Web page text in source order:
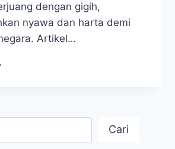
dengan gigih,
nyawa dan harta demi
Artikel…
Cari